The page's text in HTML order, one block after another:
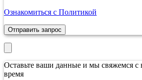
Ознакомиться с Политикой
Отправить запрос
Оставьте ваши данные и мы свяжемся
время